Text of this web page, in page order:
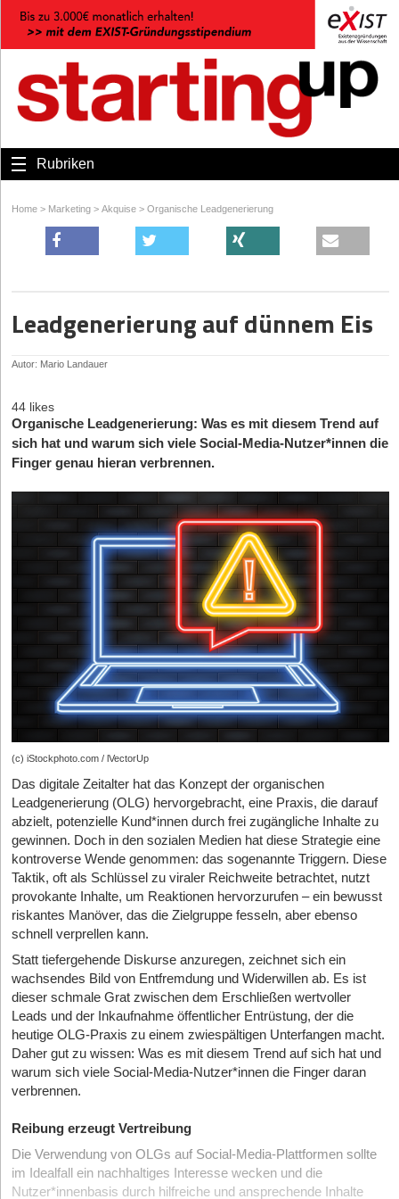
Rubriken
Home > Marketing > Akquise > Organische Leadgenerierung
Leadgenerierung auf dünnem Eis
Autor: Mario Landauer
44 likes
Organische Leadgenerierung: Was es mit diesem Trend auf
sich hat und warum sich viele Social-Media-Nutzer*innen die
Finger genau hieran verbrennen.
(c) iStockphoto.com / lVectorUp
Das digitale Zeitalter hat das Konzept der organischen
Leadgenerierung (OLG) hervorgebracht, eine Praxis, die darauf
abzielt, potenzielle Kund*innen durch frei zugängliche Inhalte zu
gewinnen. Doch in den sozialen Medien hat diese Strategie eine
kontroverse Wende genommen: das sogenannte Triggern. Diese
Taktik, oft als Schlüssel zu viraler Reichweite betrachtet, nutzt
provokante Inhalte, um Reaktionen hervorzurufen – ein bewusst
riskantes Manöver, das die Zielgruppe fesseln, aber ebenso
schnell verprellen kann.
Statt tiefergehende Diskurse anzuregen, zeichnet sich ein
wachsendes Bild von Entfremdung und Widerwillen ab. Es ist
dieser schmale Grat zwischen dem Erschließen wertvoller
Leads und der Inkaufnahme öffentlicher Entrüstung, der die
heutige OLG-Praxis zu einem zwiespältigen Unterfangen macht.
Daher gut zu wissen: Was es mit diesem Trend auf sich hat und
warum sich viele Social-Media-Nutzer*innen die Finger daran
verbrennen.
Reibung erzeugt Vertreibung
Die Verwendung von OLGs auf Social-Media-Plattformen sollte
im Idealfall ein nachhaltiges Interesse wecken und die
Nutzer*innenbasis durch hilfreiche und ansprechende Inhalte